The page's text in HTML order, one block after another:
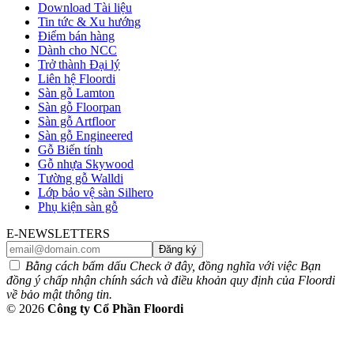
Download Tài liệu
Tin tức & Xu hướng
Điểm bán hàng
Dành cho NCC
Trở thành Đại lý
Liên hệ Floordi
Sàn gỗ Lamton
Sàn gỗ Floorpan
Sàn gỗ Artfloor
Sàn gỗ Engineered
Gỗ Biến tính
Gỗ nhựa Skywood
Tường gỗ Walldi
Lớp bảo vệ sàn Silhero
Phụ kiện sàn gỗ
E-NEWSLETTERS
Đăng ký
Bằng cách bấm dấu Check ở đây, đồng nghĩa với việc Bạn
đồng ý chấp nhận chính sách và điều khoản quy định của Floordi
về bảo mật thông tin.
© 2026 Công ty Cổ Phần Floordi